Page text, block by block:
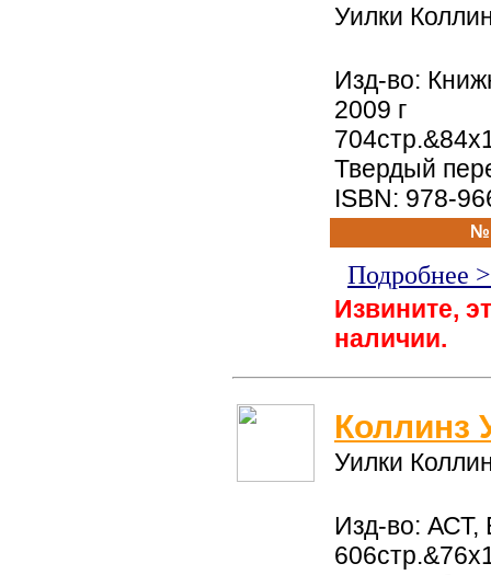
Уилки
Изд-во:
2009 г
Твердый
ISBN: 978-
Подробнее
Извините,
наличии.
Коллинз
Уилки
Изд-во: АСТ,